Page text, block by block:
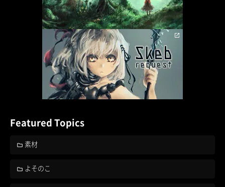
Featured Topics
素材
よそのこ